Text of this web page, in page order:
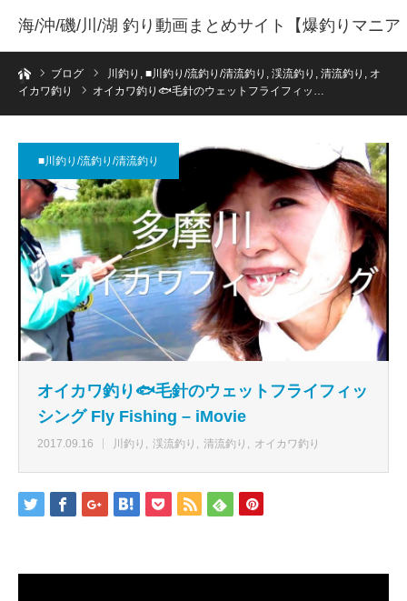
海/沖/磯/川/湖 釣り動画まとめサイト【爆釣りマニア
】ホームブログ 川釣り , ■川釣り/流釣り/清流釣り , 渓流釣り , 清流釣り , オ
イカワ釣り
オイカワ釣り🐟毛針のウェットフライフィッ…
■川釣り/流釣り/清流釣り
オイカワ釣り🐟毛針のウェットフライフィッ
シング Fly Fishing – iMovie
2017.09.16 川釣り 渓流釣り 清流釣り オイカワ釣り